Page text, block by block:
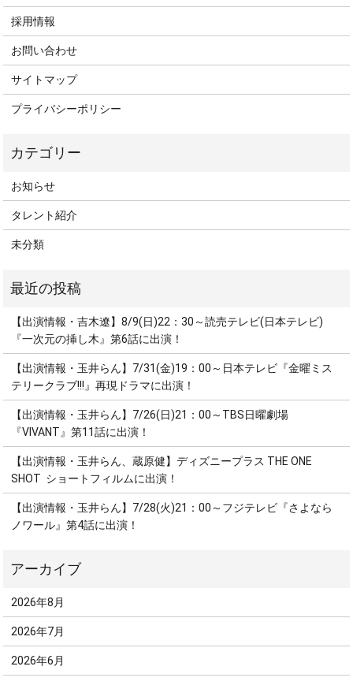
採用情報
お問い合わせ
サイトマップ
プライバシーポリシー
お知らせ
タレント紹介
未分類
【出演情報・吉木遼】8/9(日)22：30～読売テレビ(日本テレビ)
『一次元の挿し木』第6話に出演！
【出演情報・玉井らん】7/31(金)19：00～日本テレビ『金曜ミス
テリークラブ!!!』再現ドラマに出演！
【出演情報・玉井らん】7/26(日)21：00～TBS日曜劇場
『VIVANT』第11話に出演！
【出演情報・玉井らん、蔵原健】ディズニープラス THE ONE
SHOT ショートフィルムに出演！
【出演情報・玉井らん】7/28(火)21：00～フジテレビ『さよなら
ノワール』第4話に出演！
2026年8月
2026年7月
2026年6月